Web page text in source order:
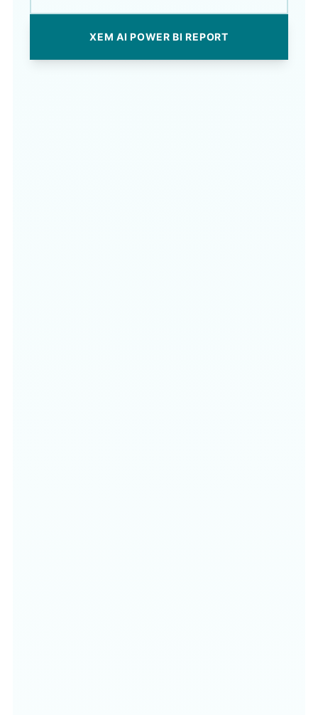
XEM AI POWER BI REPORT